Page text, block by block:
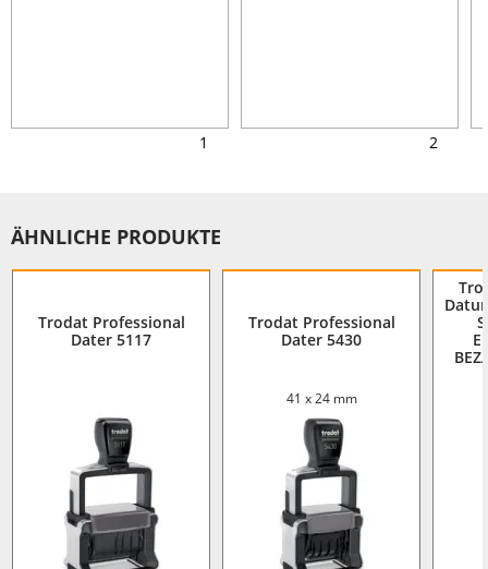
1 2
ÄHNLICHE PRODUKTE
Trodat Professional
Dater 5117
Trodat Professional
Dater 5430
41 x 24 mm